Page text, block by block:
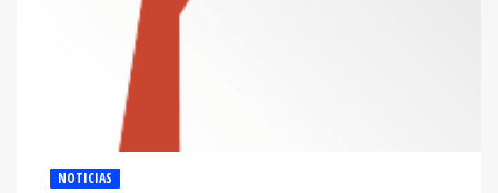
NOTICIAS